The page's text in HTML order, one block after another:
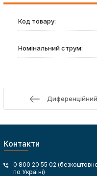
Код товару:
Номінальний струм:
Контакти
0 800 20 55 02
по Україні)